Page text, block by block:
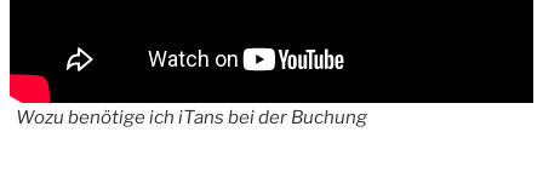
Wozu benötige ich iTans bei der Buchung